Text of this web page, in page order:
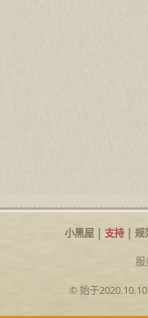
小黑屋| 支持| 规
服
© 始于2020.10.10